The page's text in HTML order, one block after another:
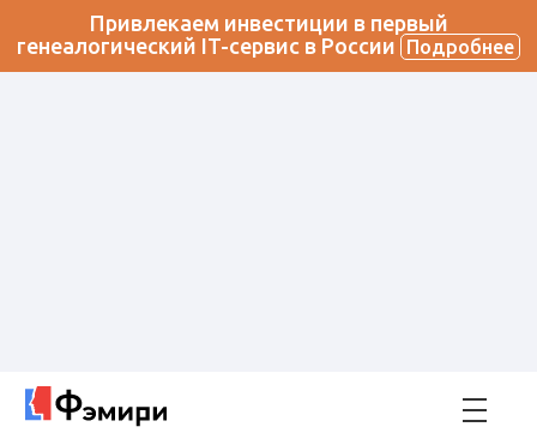
Привлекаем инвестиции в первый
генеалогический IT-сервис в России
Подробнее